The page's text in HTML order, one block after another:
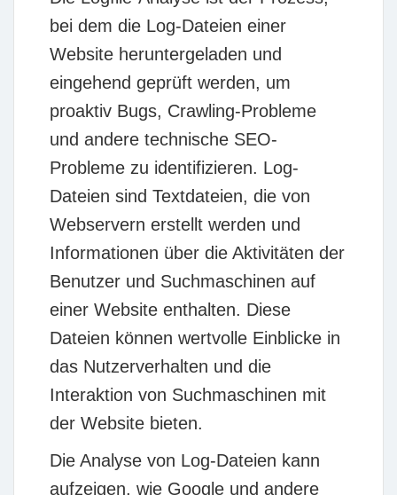
bei dem die Log-Dateien einer
Website heruntergeladen und
eingehend geprüft werden, um
proaktiv Bugs, Crawling-Probleme
und andere technische SEO-
Probleme zu identifizieren. Log-
Dateien sind Textdateien, die von
Webservern erstellt werden und
Informationen über die Aktivitäten der
Benutzer und Suchmaschinen auf
einer Website enthalten. Diese
Dateien können wertvolle Einblicke in
das Nutzerverhalten und die
Interaktion von Suchmaschinen mit
der Website bieten.
Die Analyse von Log-Dateien kann
aufzeigen, wie Google und andere